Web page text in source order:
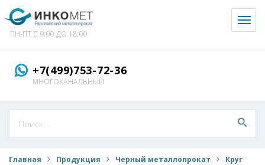
ПН-ПТ С 9:00 ДО 18:00
+7(499)753-72-36
МНОГОКАНАЛЬНЫЙ
Главная Продукция Черный металлопрокат
Круг